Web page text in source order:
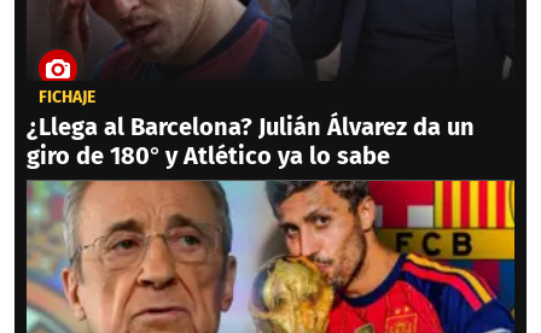
FICHAJE
¿Llega al Barcelona? Julián Álvarez da un
giro de 180° y Atlético ya lo sabe